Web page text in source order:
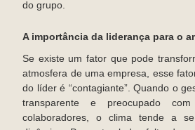
do grupo.
A importância da liderança para o
Se existe um fator que pode
atmosfera de uma empresa, esse
do líder é “contagiante”. Quando o
transparente e preocupado
colaboradores, o clima tende a